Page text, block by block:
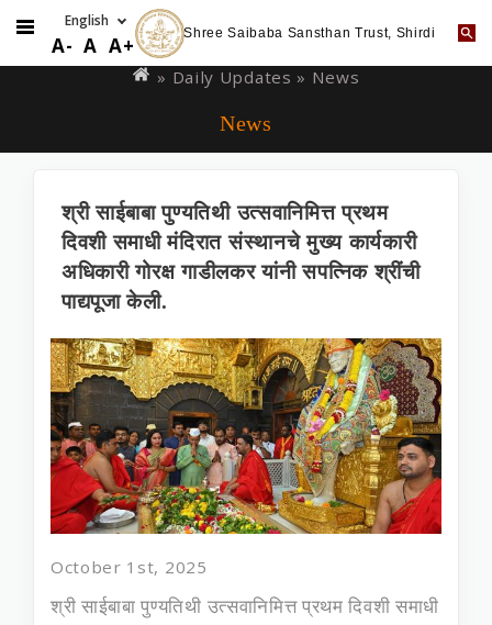
to
A- A A+ Shree Saibaba Sansthan Trust, Shirdi
are
» Daily Updates » News
News
श्री साईबाबा पुण्यतिथी उत्सवानिमित्त प्रथम
दिवशी समाधी मंदिरात संस्थानचे मुख्‍य कार्यकारी
अधिकारी गोरक्ष गाडीलकर यांनी सपत्निक श्रींची
पाद्यपूजा केली.
October 1st, 2025
श्री साईबाबा पुण्यतिथी उत्सवानिमित्त प्रथम दिवशी समाधी